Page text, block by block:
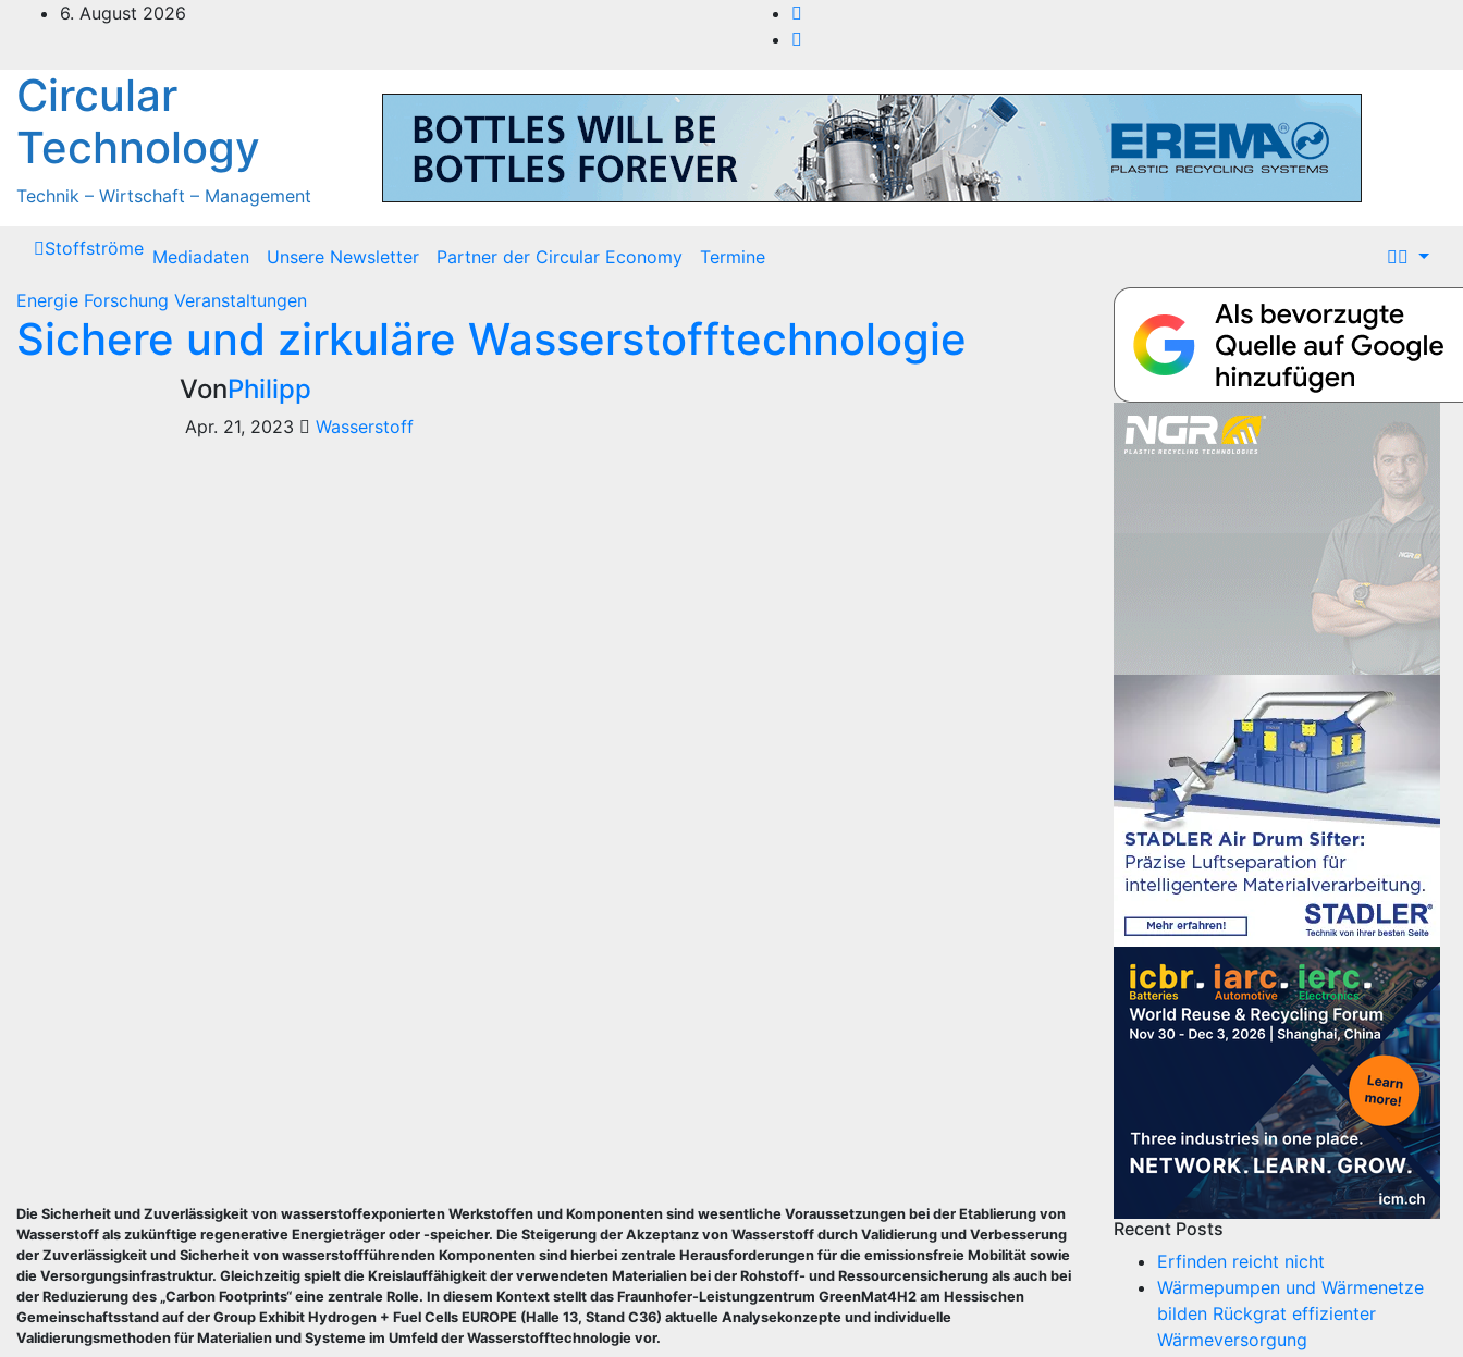
6. August 2026
Circular
Technology
Technik – Wirtschaft – Management
Stoffströme Mediadaten Unsere Newsletter Partner der Circular Economy
Termine
Energie Forschung Veranstaltungen
Sichere und zirkuläre Wasserstofftechnologie
VonPhilipp
Apr. 21, 2023 Wasserstoff
Die Sicherheit und Zuverlässigkeit von wasserstoffexponierten Werkstoffen und Komponenten sind wesentliche Voraussetzungen bei der Etablierung von
Wasserstoff als zukünftige regenerative Energieträger oder -speicher. Die Steigerung der Akzeptanz von Wasserstoff durch Validierung und Verbesserung
der Zuverlässigkeit und Sicherheit von wasserstoffführenden Komponenten sind hierbei zentrale Herausforderungen für die emissionsfreie Mobilität sowie
die Versorgungsinfrastruktur. Gleichzeitig spielt die Kreislauffähigkeit der verwendeten Materialien bei der Rohstoff- und Ressourcensicherung als auch bei
der Reduzierung des „Carbon Footprints“ eine zentrale Rolle. In diesem Kontext stellt das Fraunhofer-Leistungzentrum GreenMat4H2 am Hessischen
Gemeinschaftsstand auf der Group Exhibit Hydrogen + Fuel Cells EUROPE (Halle 13, Stand C36) aktuelle Analysekonzepte und individuelle
Validierungsmethoden für Materialien und Systeme im Umfeld der Wasserstofftechnologie vor.
Recent Posts
Erfinden reicht nicht
Wärmepumpen und Wärmenetze
bilden Rückgrat effizienter
Wärmeversorgung